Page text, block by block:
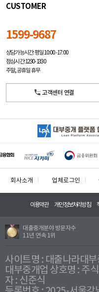
CUSTOMER
1599-9687
상담가능시간: 평일10:00 -17:00
점심시간: 12:30 - 13:30
주말, 공휴일 휴무
고객센터 연결
회사소개 업체로그인
이용약관 개인정보처리방침
대출중개분야 방문자수
11년 연속 1위
사이트명 : 대출나라대부
대부중개업 상호명 : 주
자 : 신준식